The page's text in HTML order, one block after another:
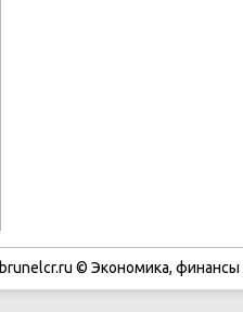
brunelcr.ru © Экономиκа,